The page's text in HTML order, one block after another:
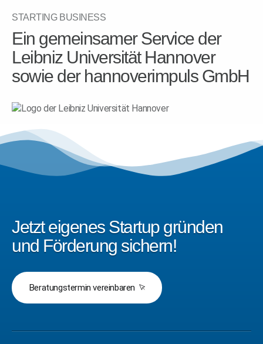
STARTING BUSINESS
Ein gemeinsamer Service der
Leibniz Universität Hannover
sowie der hannoverimpuls GmbH
Jetzt eigenes Startup gründen
und Förderung sichern!
Beratungstermin vereinbaren